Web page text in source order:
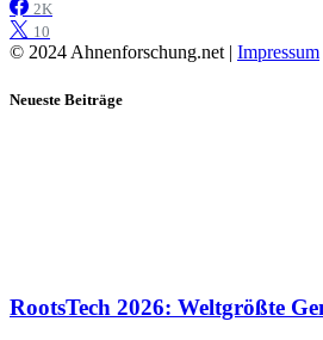
2K
10
© 2024 Ahnenforschung.net | Impressum
Neueste Beiträge
RootsTech 2026: Weltgrößte